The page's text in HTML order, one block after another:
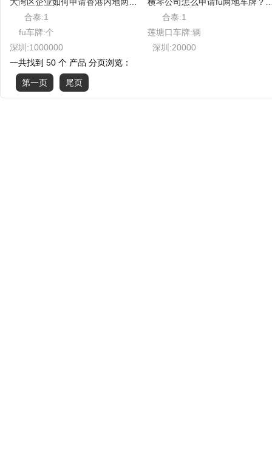
合泰:1
fu车牌:个
深圳:1000000
合泰:1
莲塘口车牌:辆
深圳:20000
一共找到 50 个 产品 分页浏览：
第一页 尾页